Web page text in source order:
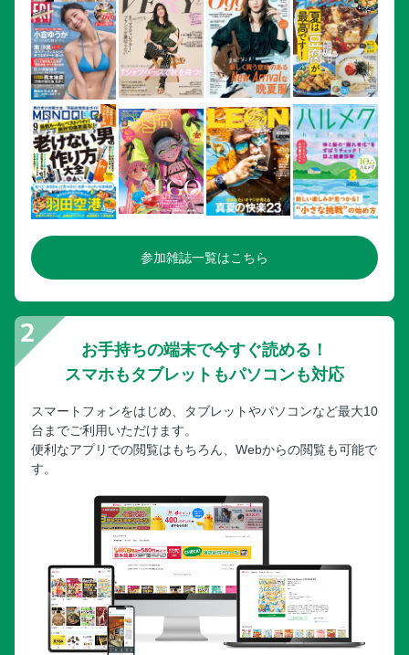
参加雑誌一覧はこちら
お手持ちの端末で今すぐ読める！
スマホもタブレットもパソコンも対応
スマートフォンをはじめ、タブレットやパソコンなど最大10
台までご利用いただけます。
便利なアプリでの閲覧はもちろん、Webからの閲覧も可能で
す。